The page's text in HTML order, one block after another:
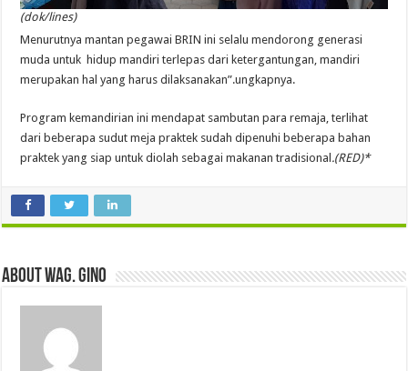
(dok/lines)
Menurutnya mantan pegawai BRIN ini selalu mendorong generasi
muda untuk hidup mandiri terlepas dari ketergantungan, mandiri
merupakan hal yang harus dilaksanakan”.ungkapnya.
Program kemandirian ini mendapat sambutan para remaja, terlihat
dari beberapa sudut meja praktek sudah dipenuhi beberapa bahan
praktek yang siap untuk diolah sebagai makanan tradisional .(RED)*
About wag. gino